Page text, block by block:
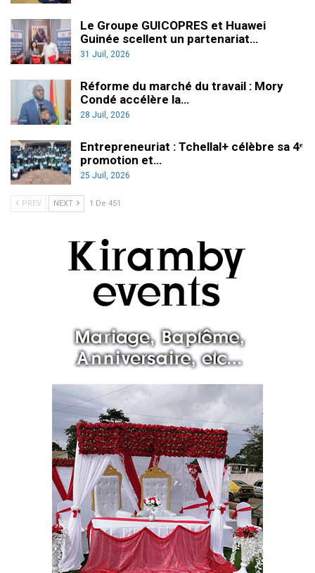
Le Groupe GUICOPRES et Huawei
Guinée scellent un partenariat…
31 Juil, 2026
Réforme du marché du travail : Mory
Condé accélère la…
28 Juil, 2026
Entrepreneuriat : Tchellal+ célèbre sa 4ᵉ
promotion et…
25 Juil, 2026
PREV NEXT 1 De 451